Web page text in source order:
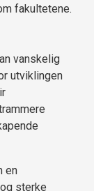
fakultetene.
vanskelig
utviklingen
en
sterke